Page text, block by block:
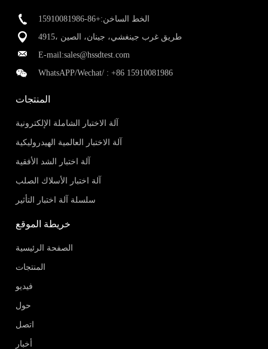
الخط الساخن:+86-15910081986
4915، طريق غرب جينغشي، جينان، الصين
E-mail:sales@hssdtest.com
WhatsAPP/Wechat/ :+86 15910081986
المنتجات
آلة الاختبار الشاملة الإلكترونية
آلة الاختبار العالمية الهيدروليكية
آلة اختبار الشد الأفقية
آلة اختبار الأسلاك الصلب
سلسلة آلة اختبار التأثير
خريطة الموقع
الصفحة الرئيسية
المنتجات
فيديو
حول
اتصل
أخبار